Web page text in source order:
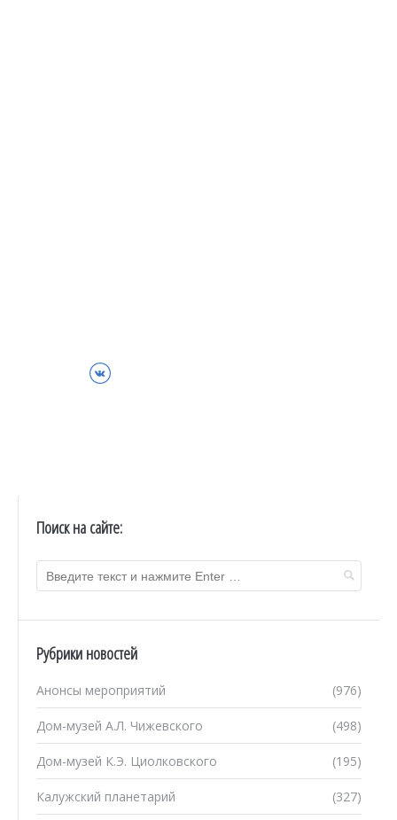
ВКонтакте
Поиск на сайте:
Рубрики новостей
(976)
Анонсы мероприятий
(498)
Дом-музей А.Л. Чижевского
(195)
Дом-музей К.Э. Циолковского
(327)
Калужский планетарий